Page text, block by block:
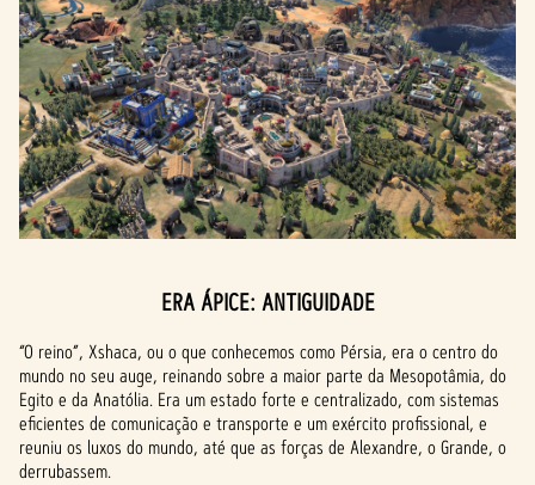
ERA ÁPICE: ANTIGUIDADE
“O reino”, Xshaca, ou o que conhecemos como Pérsia, era o centro do
mundo no seu auge, reinando sobre a maior parte da Mesopotâmia, do
Egito e da Anatólia. Era um estado forte e centralizado, com sistemas
eficientes de comunicação e transporte e um exército profissional, e
reuniu os luxos do mundo, até que as forças de Alexandre, o Grande, o
derrubassem.